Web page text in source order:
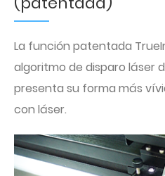
La función patentada
algoritmo de disparo láser
presenta su forma más
con láser.